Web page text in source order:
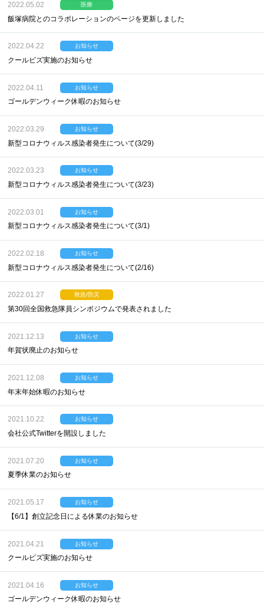
2022.05.02 医療
飯塚病院とのコラボレーションのページを更新しました
2022.04.22 お知らせ
クールビズ実施のお知らせ
2022.04.11 お知らせ
ゴールデンウィーク休暇のお知らせ
2022.03.29 お知らせ
新型コロナウィルス感染者発生について(3/29)
2022.03.23 お知らせ
新型コロナウィルス感染者発生について(3/23)
2022.03.01 お知らせ
新型コロナウィルス感染者発生について(3/1)
2022.02.18 お知らせ
新型コロナウィルス感染者発生について(2/16)
2022.01.27 救急/防災
第30回全国救急隊員シンポジウムで発表されました
2021.12.13 お知らせ
年賀状廃止のお知らせ
2021.12.08 お知らせ
年末年始休暇のお知らせ
2021.10.22 お知らせ
会社公式Twitterを開設しました
2021.07.20 お知らせ
夏季休業のお知らせ
2021.05.17 お知らせ
【6/1】創立記念日による休業のお知らせ
2021.04.21 お知らせ
クールビズ実施のお知らせ
2021.04.16 お知らせ
ゴールデンウィーク休暇のお知らせ